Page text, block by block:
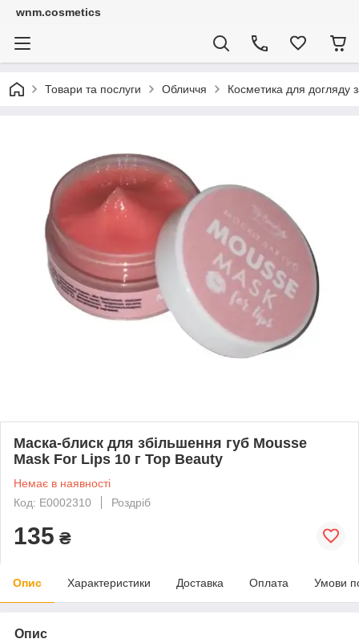
wnm.cosmetics
Товари та послуги Обличчя Косметика для догляду
Маска-блиск для збільшення губ Mousse
Mask For Lips 10 г Top Beauty
Немає в наявності
Код: E0002310
Роздріб
135 ₴
Опис Характеристики Доставка Оплата Умови
Опис